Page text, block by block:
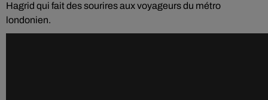
Hagrid qui fait des sourires aux voyageurs du métro
londonien.